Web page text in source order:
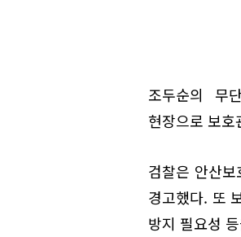
조두순의 무
현장으로 보
검찰은 안산
경고했다. 또
방지 필요성